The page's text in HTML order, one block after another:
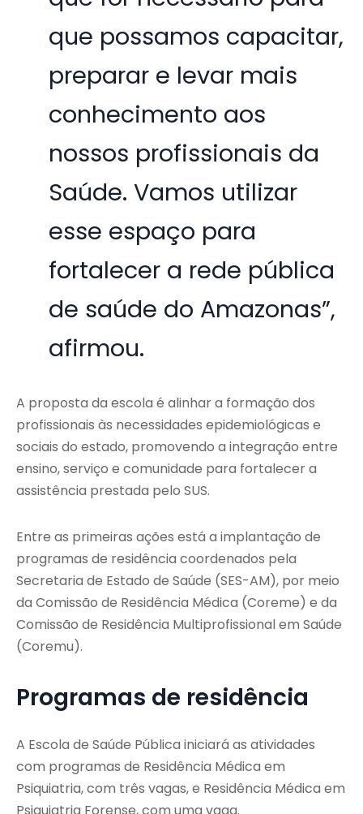
que possamos capacitar,
preparar e levar mais
conhecimento aos
nossos profissionais da
Saúde. Vamos utilizar
esse espaço para
fortalecer a rede pública
de saúde do Amazonas”,
afirmou.
A proposta da escola é alinhar a formação dos
profissionais às necessidades epidemiológicas e
sociais do estado, promovendo a integração entre
ensino, serviço e comunidade para fortalecer a
assistência prestada pelo SUS.
Entre as primeiras ações está a implantação de
programas de residência coordenados pela
Secretaria de Estado de Saúde (SES-AM), por meio
da Comissão de Residência Médica (Coreme) e da
Comissão de Residência Multiprofissional em Saúde
(Coremu).
Programas de residência
A Escola de Saúde Pública iniciará as atividades
com programas de Residência Médica em
Psiquiatria, com três vagas, e Residência Médica em